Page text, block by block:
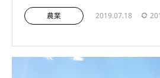
農業 2019.07.18